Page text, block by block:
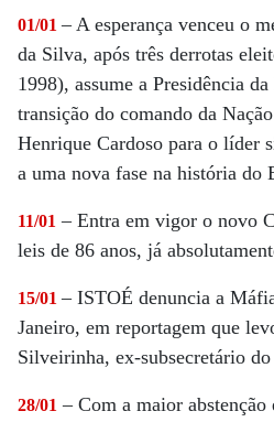
01/01– A esperança venceu o
da Silva, após três derrotas
1998), assume a Presidência
transição do comando da
Henrique Cardoso para o líder
a uma nova fase na história do
11/01 – Entra em vigor o novo
leis de 86 anos, já
15/01– ISTOÉ denuncia a
Janeiro, em reportagem que
Silveirinha, ex-subsecretário do
28/01 – Com a maior